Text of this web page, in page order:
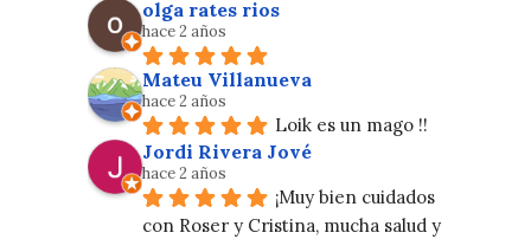
olga rates rios
hace 2 años
Mateu Villanueva
hace 2 años
Loik es un mago !!
Jordi Rivera Jové
hace 2 años
¡Muy bien cuidados
con Roser y Cristina, mucha salud y